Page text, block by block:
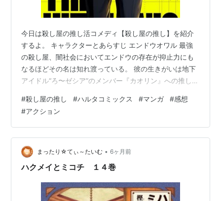
今日は殺し屋の推し活コメディ【殺し屋の推し】を紹介
するよ。 キャラクターとあらすじ エンドウオワル 最強
の殺し屋、闇社会においてエンドウの存在が抑止力にも
なるほどその名は知れ渡っている。 彼の生きがいは地下
アイドル“ろ〜ゼシア”のメンバー『カオリン』への推し
ウオワル』。殺し屋を辞め、地下アイドル“ろ〜ゼシア”の
『カオリン』を推す新しい人生を歩む男の推し活アクシ
ョンコメディ。 感想 主人公のエンドウは“最強の殺し
屋”と謳われていて、その仕事ぶりも一切の躊躇がない殺
人マシーンと呼ばれている。 そんなエンドウがプライベ
ートでライブ会場へ行き「かお…
#殺し屋の推し #ハルタコミックス #マンガ #感想
#アクション
まったり☆てぃ～たいむ • 6ヶ月前
ハクメイとミコチ １４巻